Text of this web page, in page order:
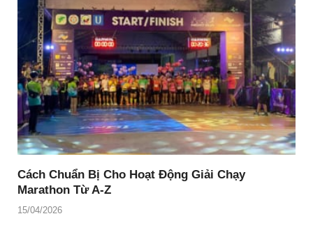
Cách Chuẩn Bị Cho Hoạt Động Giải Chạy
Marathon Từ A-Z
15/04/2026